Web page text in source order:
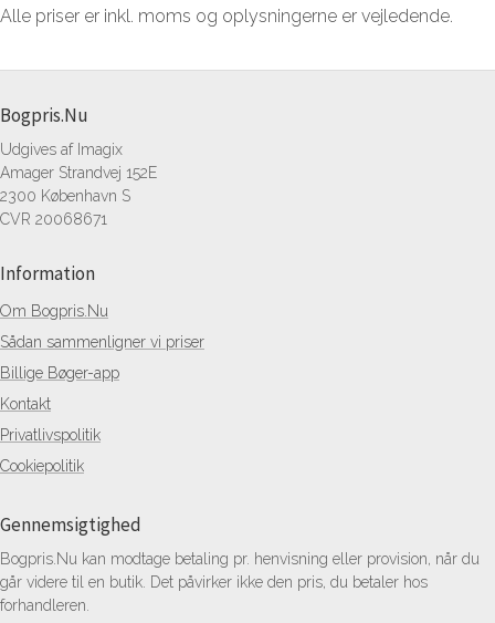
Alle priser er inkl. moms og oplysningerne er vejledende.
Bogpris.Nu
Udgives af Imagix
Amager Strandvej 152E
2300 København S
CVR 20068671
Information
Om Bogpris.Nu
Sådan sammenligner vi priser
Billige Bøger-app
Kontakt
Privatlivspolitik
Cookiepolitik
Gennemsigtighed
Bogpris.Nu kan modtage betaling pr. henvisning eller provision, når du
går videre til en butik. Det påvirker ikke den pris, du betaler hos
forhandleren.